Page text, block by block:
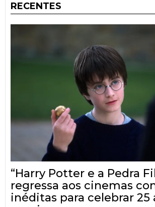
RECENTES
“Harry Potter e a Pedra
regressa aos cinemas
inéditas para celebrar 25